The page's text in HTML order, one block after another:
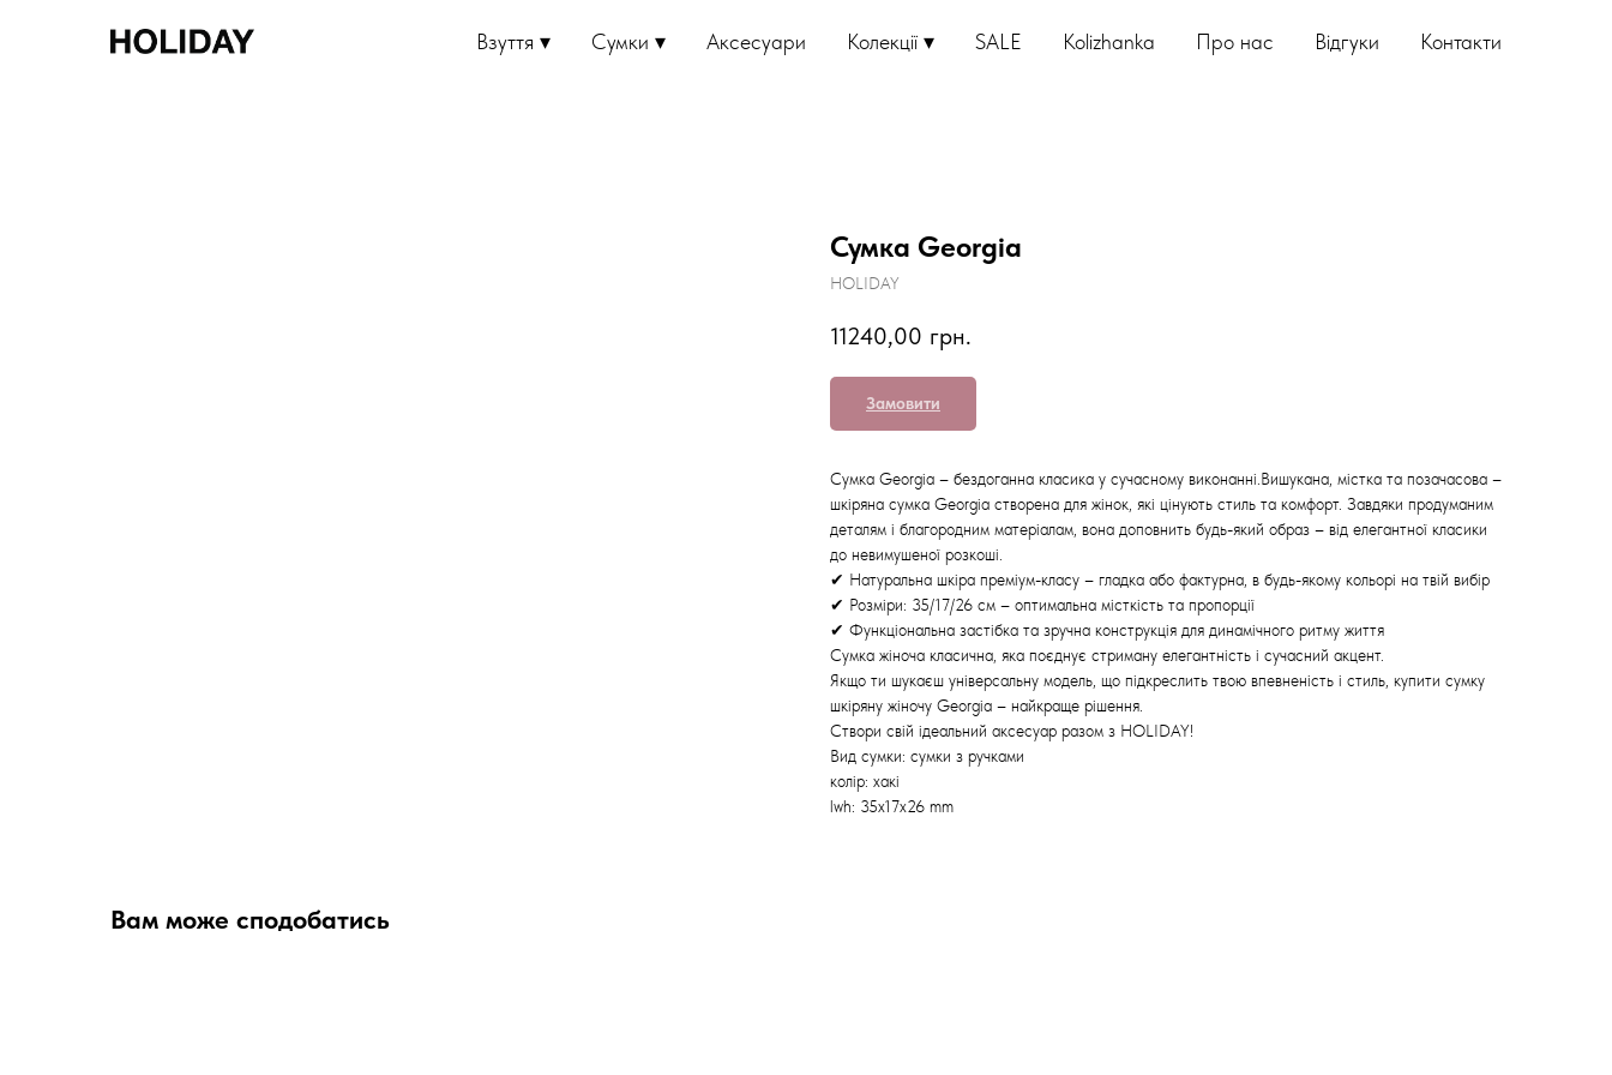
Взуття ▾ Сумки ▾ Аксесуари Колекції ▾ SALE Kolizhanka Про нас Відгуки Контакти
Сумка Georgia
HOLIDAY
11240,00 грн.
Замовити
Сумка Georgia – бездоганна класика у сучасному виконанні.Вишукана, містка та позачасова –
шкіряна сумка Georgia створена для жінок, які цінують стиль та комфорт. Завдяки продуманим
деталям і благородним матеріалам, вона доповнить будь-який образ – від елегантної класики
до невимушеної розкоші.
✔ Натуральна шкіра преміум-класу – гладка або фактурна, в будь-якому кольорі на твій вибір
✔ Розміри: 35/17/26 см – оптимальна місткість та пропорції
✔ Функціональна застібка та зручна конструкція для динамічного ритму життя
Сумка жіноча класична, яка поєднує стриману елегантність і сучасний акцент.
Якщо ти шукаєш універсальну модель, що підкреслить твою впевненість і стиль, купити сумку
шкіряну жіночу Georgia – найкраще рішення.
Створи свій ідеальний аксесуар разом з HOLIDAY!
Вид сумки: сумки з ручками
колір: хакі
lwh: 35x17x26 mm
Вам може сподобатись